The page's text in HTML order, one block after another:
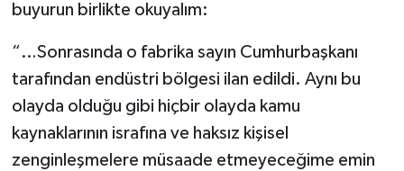
buyurun birlikte okuyalım:
“…Sonrasında o fabrika sayın Cumhurbaşkanı
tarafından endüstri bölgesi ilan edildi. Aynı bu
olayda olduğu gibi hiçbir olayda kamu
kaynaklarının israfına ve haksız kişisel
zenginleşmelere müsaade etmeyeceğime emin